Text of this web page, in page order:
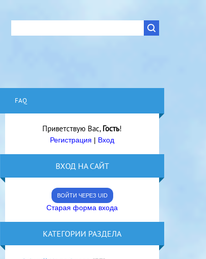
FAQ
Приветствую Вас, Гость!
Регистрация | Вход
ВХОД НА САЙТ
ВОЙТИ ЧЕРЕЗ UID
Старая форма входа
КАТЕГОРИИ РАЗДЕЛА